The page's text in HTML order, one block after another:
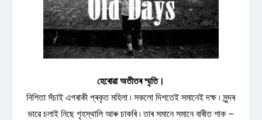
হেৰোৱা অতীতৰ স্মৃতি।
নিশিতা সঁচাই এগৰাকী প্ৰকৃত মহিলা ৷ সকলো দিশতেই সমানেই দক্ষ ৷ সুন্দৰ
ভাৱে চলাই নিছে গৃহস্থালি আৰু চাকৰি ৷ তাৰ সমানে সমানে বাৰীত শাক –